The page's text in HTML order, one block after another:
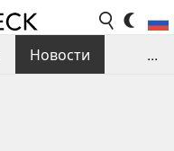
Новости
...